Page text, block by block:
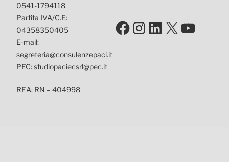
0541-1794118
Partita IVA/C.F.:
04358350405
E-mail:
segreteria@consulenzepaci.it
PEC: studiopaciecsrl@pec.it
REA: RN – 404998
Facebook
Instagram
LinkedIn
X